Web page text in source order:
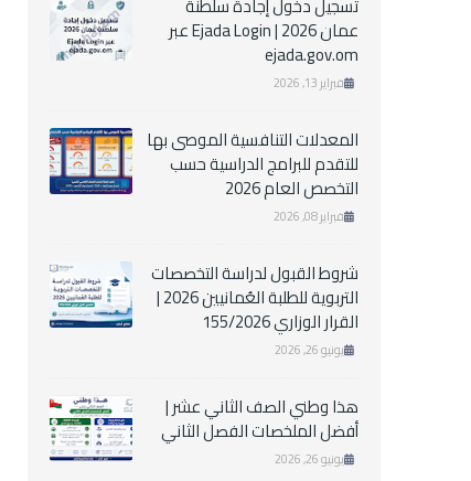
عمان 2026 | Ejada Login عبر
ejada.gov.om
فبراير 13, 2026
المعدلات التنافسية الموصى بها
للتقدم للبرامج الدراسية حسب
التخصص العام 2026
فبراير 08, 2026
شروط القبول لدراسة التخصصات
التربوية للطلبة العُمانيين 2026 |
القرار الوزاري 155/2026
يونيو 26, 2026
هذا وطني الصف الثاني عشر |
أفضل الملخصات الفصل الثاني
يونيو 26, 2026